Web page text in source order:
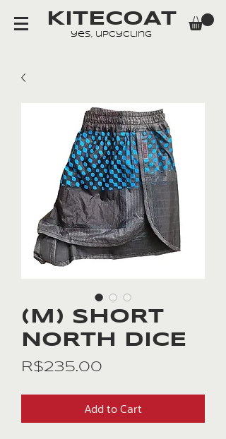
yes, upcycling
KITECOAT
(M) SHORT
NORTH DICE
R$235.00
Add to Cart